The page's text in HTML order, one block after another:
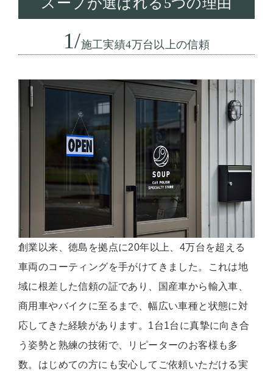
スープが選ばれる5つの理由
1/施工実績4万台以上の信頼
創業以来、徳島を拠点に20年以上、4万台を超える
車両のコーティングを手がけてきました。これは地
域に根差した信頼の証であり、国産車から輸入車、
商用車やバイクに至るまで、幅広い車種と状態に対
応してきた経験があります。1台1台に真摯に向き合
う姿勢と熟練の技術で、リピーターのお客様も多
数。はじめての方にも安心してご依頼いただける実